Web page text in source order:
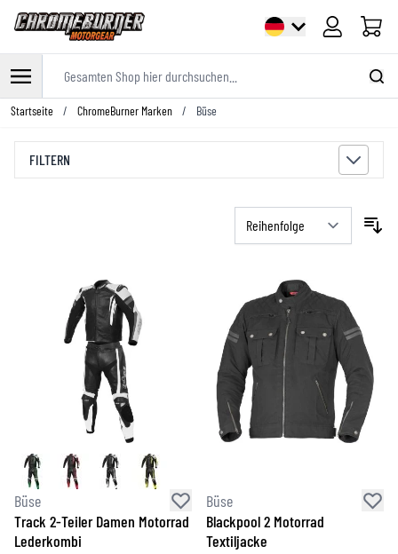
Zum Inhalt springen
Startseite / ChromeBurner Marken / Büse
FILTERN
Büse
Track 2-Teiler Damen Motorrad
Lederkombi
Büse
Blackpool 2 Motorrad
Textiljacke